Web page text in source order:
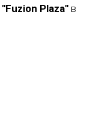
"Fuzion Plaza" в